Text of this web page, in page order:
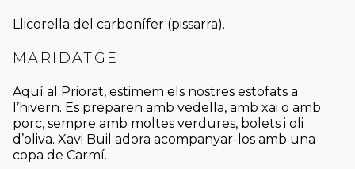
Llicorella del carbonífer (pissarra).
MARIDATGE
Aquí al Priorat, estimem els nostres estofats a
l’hivern. Es preparen amb vedella, amb xai o amb
porc, sempre amb moltes verdures, bolets i oli
d’oliva. Xavi Buil adora acompanyar-los amb una
copa de Carmí.